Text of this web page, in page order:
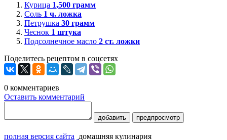
Курица 1,500 грамм
Соль 1 ч. ложка
Петрушка 30 грамм
Чеснок 1 штука
Подсолнечное масло 2 ст. ложки
Поделитесь рецептом в соцсетях
0 комментариев
Оставить комментарий
добавить предпросмотр
полная версия сайта домашняя кулинария